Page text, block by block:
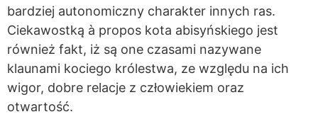
bardziej autonomiczny charakter innych ras.
Ciekawostką à propos kota abisyńskiego jest
również fakt, iż są one czasami nazywane
klaunami kociego królestwa, ze względu na ich
wigor, dobre relacje z człowiekiem oraz
otwartość.